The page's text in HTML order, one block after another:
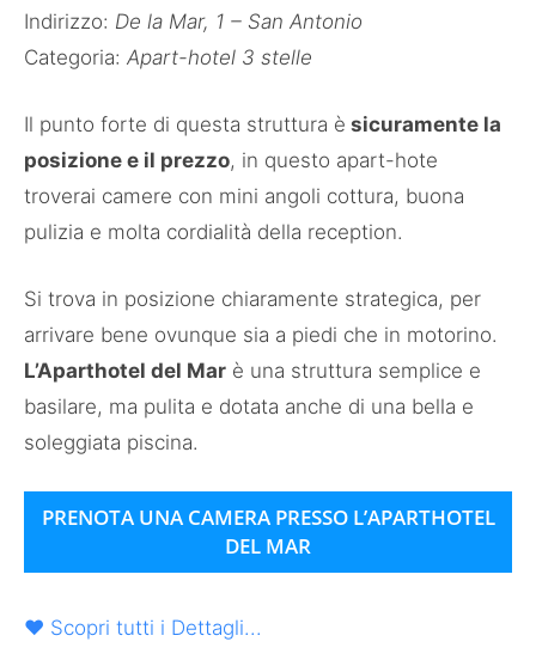
Indirizzo: De la Mar, 1 – San Antonio
Categoria: Apart-hotel 3 stelle
Il punto forte di questa struttura è sicuramente la
posizione e il prezzo, in questo apart-hote
troverai camere con mini angoli cottura, buona
pulizia e molta cordialità della reception.
Si trova in posizione chiaramente strategica, per
arrivare bene ovunque sia a piedi che in motorino.
L’Aparthotel del Mar è una struttura semplice e
basilare, ma pulita e dotata anche di una bella e
soleggiata piscina.
PRENOTA UNA CAMERA PRESSO L’APARTHOTEL
DEL MAR
♥ Scopri tutti i Dettagli...